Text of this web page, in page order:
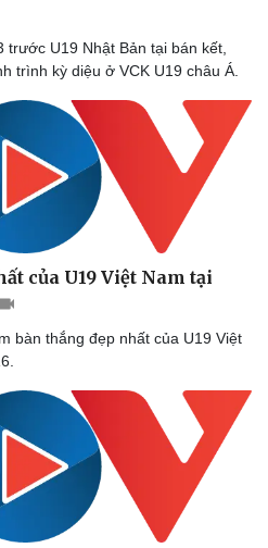
trước U19 Nhật Bản tại bán kết,
trình kỳ diệu ở VCK U19 châu Á.
của U19 Việt Nam tại
bàn thắng đẹp nhất của U19 Việt